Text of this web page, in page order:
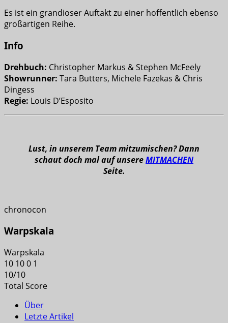
Es ist ein grandioser Auftakt zu einer hoffentlich ebenso
großartigen Reihe.
Info
Drehbuch: Christopher Markus & Stephen McFeely
Showrunner: Tara Butters, Michele Fazekas & Chris
Dingess
Regie: Louis D’Esposito
Lust, in unserem Team mitzumischen? Dann
schaut doch mal auf unsereMITMACHEN
Seite.
chronocon
Warpskala
Warpskala
10 100 1
10/10
Total Score
Über
Letzte Artikel